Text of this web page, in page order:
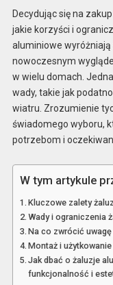
Decydując się na zakup
jakie korzyści i
aluminiowe wyróżniają
nowoczesnym
w wielu domach.
wady, takie jak
wiatru. Zrozumienie
świadomego wyboru,
potrzebom i
W tym artykule
Kluczowe zalety
Wady i ograniczenia
Na co zwrócić
Montaż i
Jak dbać o żaluzje
funkcjonalność i